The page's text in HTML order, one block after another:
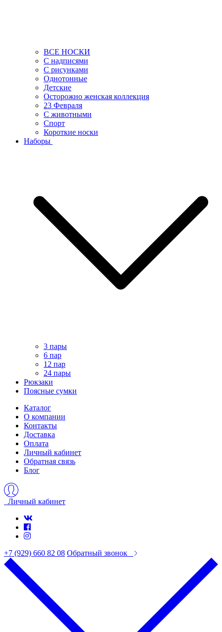
ВСЕ НОСКИ
С надписями
С рисунками
Однотонные
Детские
Осторожно женская коллекция
23 Февраля
С животными
Спорт
Короткие носки
Наборы
3 пары
6 пар
12 пар
24 пары
Рюкзаки
Поясные сумки
Каталог
О компании
Контакты
Доставка
Оплата
Личный кабинет
Обратная связь
Блог
Личный кабинет
+7 (929) 660 82 08 Обратный звонок